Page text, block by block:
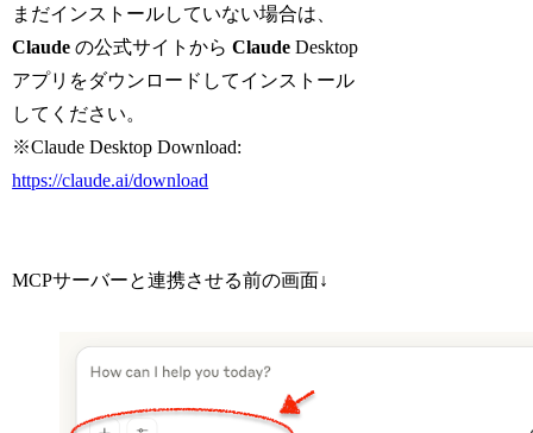
まだインストールしていない場合は、
Claude の公式サイトからClaude Desktop
アプリをダウンロードしてインストール
してください。
※Claude Desktop Download:
https://claude.ai/download
MCPサーバーと連携させる前の画面↓